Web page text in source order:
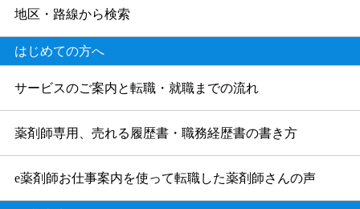
地区・路線から検索
はじめての方へ
サービスのご案内と転職・就職までの流れ
薬剤師専用、売れる履歴書・職務経歴書の書き方
e薬剤師お仕事案内を使って転職した薬剤師さんの声